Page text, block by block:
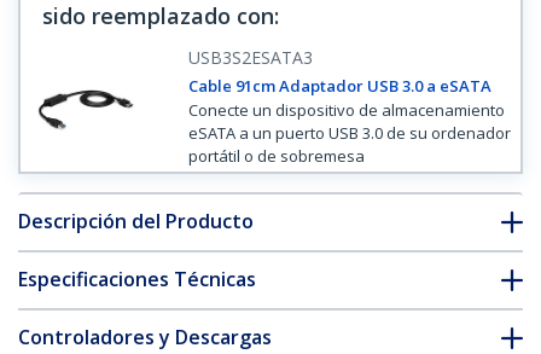
sido reemplazado con:
USB3S2ESATA3
Cable 91cm Adaptador USB 3.0 a eSATA
Conecte un dispositivo de almacenamiento
eSATA a un puerto USB 3.0 de su ordenador
portátil o de sobremesa
Descripción del Producto
Especificaciones Técnicas
Controladores y Descargas